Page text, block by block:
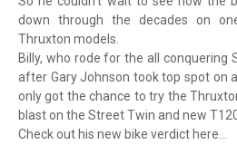
down through the decades on
Thruxton models.
Billy, who rode for the all conquering
after Gary Johnson took top spot on
only got the chance to try the
blast on the Street Twin and new
Check out his new bike verdict here…